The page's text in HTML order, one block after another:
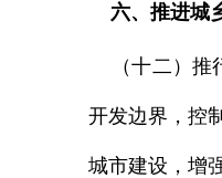
六、推进城
（十二）推
开发边界，控
城市建设，增